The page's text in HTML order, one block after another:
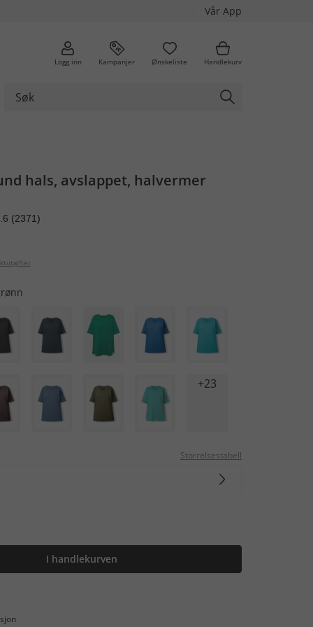
Vår App
Logg inn Kampanjer Ønskeliste Handlekurv
hals, avslappet, halvermer
(2371)
+23
Storrelsestabell
I handlekurven